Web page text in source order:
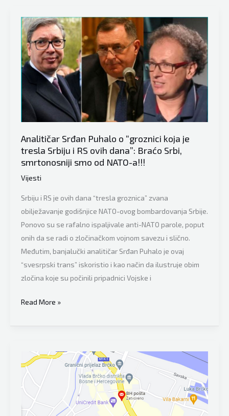
“Zamislite
u
nedjelju
izgube
izbore
Vučić
Orban,
RS
bi
proglasili
7-
dnevnu
žalost”
Analitičar Srđan Puhalo o “groznici koja je
tresla Srbiju i RS ovih dana”: Braćo Srbi,
smrtonosniji smo od NATO-a!!!
Vijesti
Srbiju i RS je ovih dana “tresla groznica” zvana
obilježavanje godišnjice NATO-ovog bombardovanja Srbije.
Ponovo su se rafalno ispaljivale anti-NATO parole, poput
onih da se radi o zločinačkom vojnom savezu i slično.
Međutim, banjalučki analitičar Srđan Puhalo je ovaj
“svesrpski trans” iskoristio i kao način da ilustruje obim
zločina koje su počinili pripadnici Vojske i
Analitičar
Puhalo
“groznici
koja
je
tresla
Srbiju
Read More »